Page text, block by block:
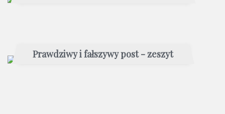
Prawdziwy i fałszywy post - zeszyt